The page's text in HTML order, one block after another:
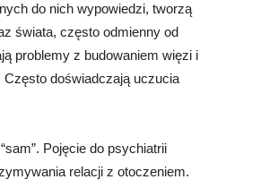
do nich wypowiedzi, tworzą
świata, często odmienny od
problemy z budowaniem więzi i
doświadczają uczucia
Pojęcie do psychiatrii
relacji z otoczeniem.